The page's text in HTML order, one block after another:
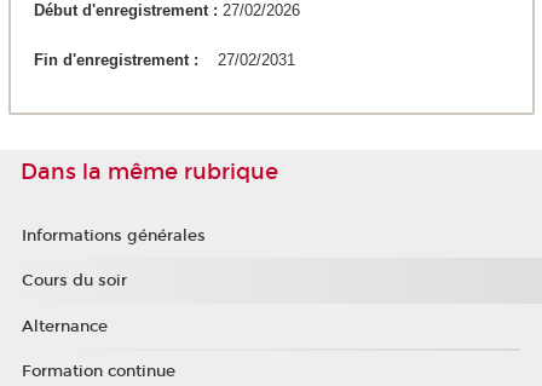
Début d'enregistrement : 27/02/2026
Fin d'enregistrement : 27/02/2031
Dans la même rubrique
Informations générales
Cours du soir
Alternance
Formation continue